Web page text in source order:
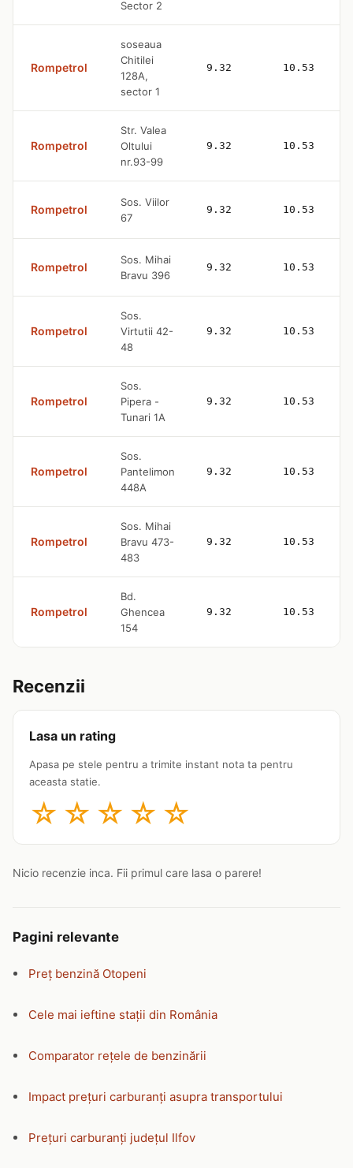
Sector 2
Rompetrol
soseaua
Chitilei
128A,
sector 1
9.32 10.53
Rompetrol
Str. Valea
Oltului
nr.93-99
9.32 10.53
Rompetrol
Sos. Viilor
67
9.32 10.53
Rompetrol
Sos. Mihai
Bravu 396
9.32 10.53
Rompetrol
Sos.
Virtutii 42-
48
9.32 10.53
Rompetrol
Sos.
Pipera -
Tunari 1A
9.32 10.53
Rompetrol
Sos.
Pantelimon
448A
9.32 10.53
Rompetrol
Sos. Mihai
Bravu 473-
483
9.32 10.53
Rompetrol
Bd.
Ghencea
154
9.32 10.53
Recenzii
Lasa un rating
Apasa pe stele pentru a trimite instant nota ta pentru
aceasta statie.
☆ ☆ ☆ ☆ ☆
Nicio recenzie inca. Fii primul care lasa o parere!
Pagini relevante
Preț benzină Otopeni
Cele mai ieftine stații din România
Comparator rețele de benzinării
Impact prețuri carburanți asupra transportului
Prețuri carburanți județul Ilfov